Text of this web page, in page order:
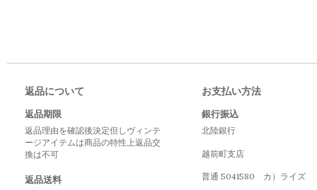
返品について
返品期限
返品理由を確認後決定但しヴィンテ
ージアイテムは商品の特性上返品交
換は不可
返品送料
お支払い方法
銀行振込
北陸銀行
越前町支店
普通 5041580 カ）ライズ